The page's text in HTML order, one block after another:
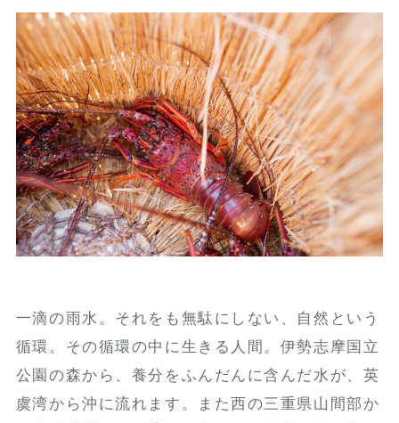
一滴の雨水。それをも無駄にしない、自然という
循環。その循環の中に生きる人間。伊勢志摩国立
公園の森から、養分をふんだんに含んだ水が、英
虞湾から沖に流れます。また西の三重県山間部か